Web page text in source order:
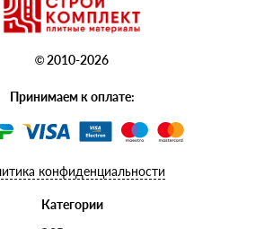
© 2010-2026
Принимаем к оплате:
конфиденциальности
Категории